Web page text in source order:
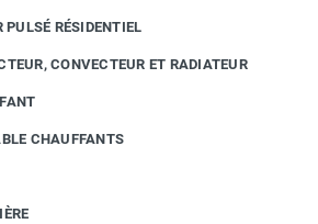
RÉSIDENTIEL
CONVECTEUR ET RADIATEUR
CHAUFFANTS